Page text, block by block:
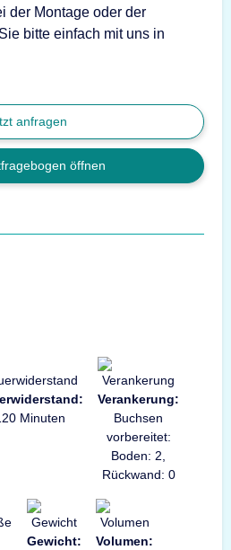
der Montage oder der
bitte einfach mit uns in
anfragen
öffnen
Minuten
Verankerung:
Buchsen
vorbereitet:
Boden: 2,
Rückwand: 0
Gewicht:
Volumen: